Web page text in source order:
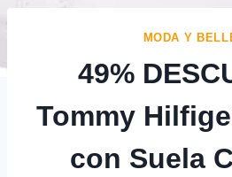
MODA Y
49%
Tommy
con Suela